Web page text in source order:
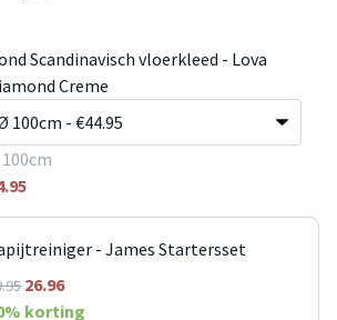
Scandinavisch vloerkleed - Lova
Creme
- James Startersset
26.96
% korting